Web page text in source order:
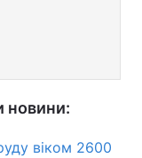
новини:
віком 2600